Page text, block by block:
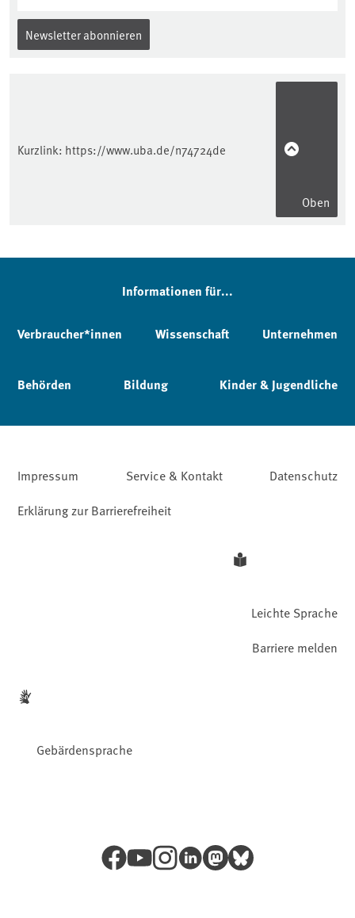
Newsletter abonnieren
Kurzlink: https://www.uba.de/n74724de
Oben
Informationen für...
Verbraucher*innen Wissenschaft Unternehmen
Behörden Bildung Kinder & Jugendliche
Impressum Service & Kontakt
Datenschutz
Erklärung zur Barrierefreiheit
Leichte Sprache
Gebärdensprache
Barriere melden